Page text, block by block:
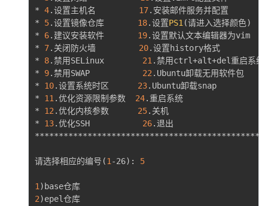
* 4.设置主机名 17.安装邮件服务并配置
* 5.设置镜像仓库 18.设置PS1(请进入选择颜色)
* 6.建议安装软件 19.设置默认文本编辑器为vim
* 7.关闭防火墙 20.设置history格式
* 8.禁用SELinux 21.禁用ctrl+alt+del重启系统
* 9.禁用SWAP 22.Ubuntu卸载无用软件包
* 10.设置系统时区 23.Ubuntu卸载snap
* 11.优化资源限制参数 24.重启系统
* 12.优化内核参数 25.关机
* 13.优化SSH 26.退出
请选择相应的编号 (1-26) : 5
1)
2)